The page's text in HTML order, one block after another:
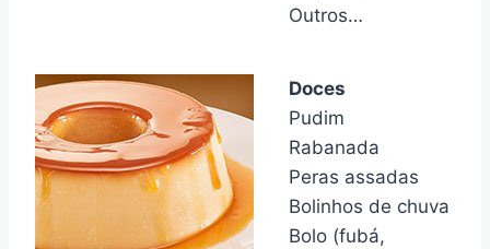
Outros…
Doces
Pudim
Rabanada
Peras assadas
Bolinhos de chuva
Bolo (fubá,